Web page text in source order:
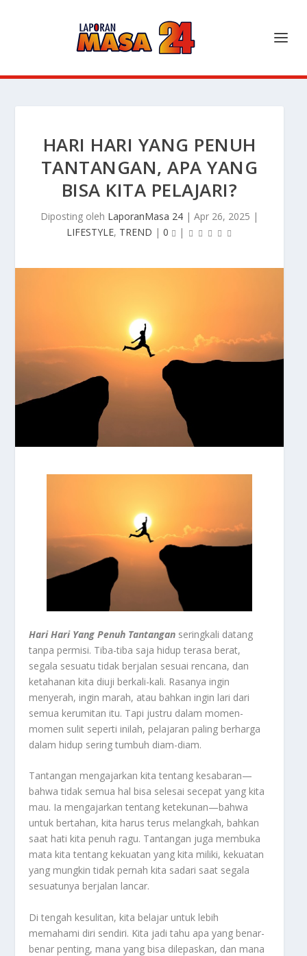
HARI HARI YANG PENUH
TANTANGAN, APA YANG
BISA KITA PELAJARI?
Diposting oleh LaporanMasa 24 | Apr 26, 2025 |
LIFESTYLE, TREND | 0 |
Hari Hari Yang Penuh Tantangan seringkali datang
tanpa permisi. Tiba-tiba saja hidup terasa berat,
segala sesuatu tidak berjalan sesuai rencana, dan
ketahanan kita diuji berkali-kali. Rasanya ingin
menyerah, ingin marah, atau bahkan ingin lari dari
semua kerumitan itu. Tapi justru dalam momen-
momen sulit seperti inilah, pelajaran paling berharga
dalam hidup sering tumbuh diam-diam.
Tantangan mengajarkan kita tentang kesabaran—
bahwa tidak semua hal bisa selesai secepat yang kita
mau. Ia mengajarkan tentang ketekunan—bahwa
untuk bertahan, kita harus terus melangkah, bahkan
saat hati kita penuh ragu. Tantangan juga membuka
mata kita tentang kekuatan yang kita miliki, kekuatan
yang mungkin tidak pernah kita sadari saat segala
sesuatunya berjalan lancar.
Di tengah kesulitan, kita belajar untuk lebih
memahami diri sendiri. Kita jadi tahu apa yang benar-
benar penting, mana yang bisa dilepaskan, dan mana